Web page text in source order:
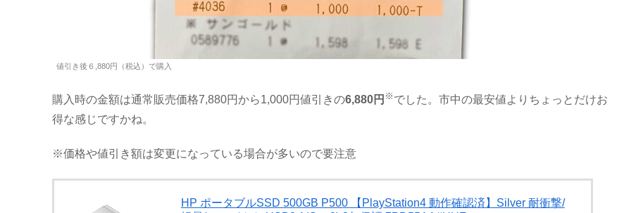
値引き後６,880円（税込）で購入
購入時の金額は通常販売価格7,880円から1,000円値引きの6,880円 ※ でした。市中の最安値よりちょっとだけお
得な感じですかね。
※価格や値引き額は変更になっている場合が多いので要注意
HP ポータブルSSD 500GB P500 【PlayStation4 動作確認済】Silver 耐衝撃/